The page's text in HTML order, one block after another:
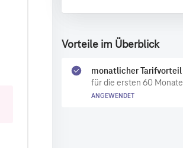
Vorteile im Überblick
monatlicher Tarifvorteil
für die ersten 60 Monate
ANGEWENDET